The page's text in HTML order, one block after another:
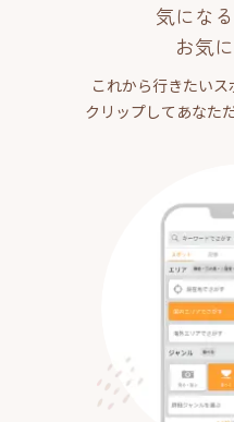
気にな
お気
これから行きたい
クリップしてあなた